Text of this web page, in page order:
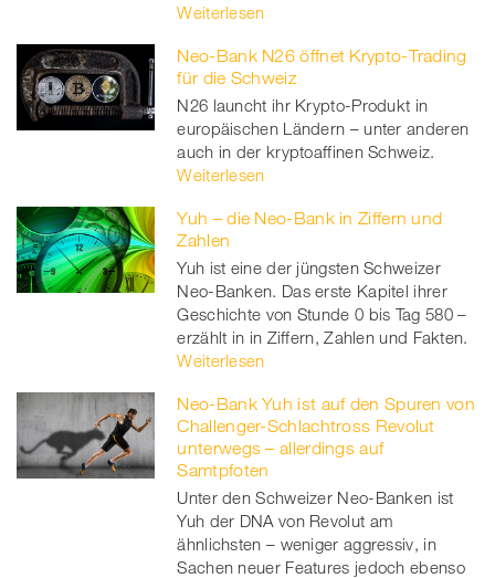
Weiterlesen
Neo-Bank N26 öffnet Krypto-Trading
für die Schweiz
N26 launcht ihr Krypto-Produkt in
europäischen Ländern – unter anderen
auch in der kryptoaffinen Schweiz.
Weiterlesen
Yuh – die Neo-Bank in Ziffern und
Zahlen
Yuh ist eine der jüngsten Schweizer
Neo-Banken. Das erste Kapitel ihrer
Geschichte von Stunde 0 bis Tag 580 –
erzählt in in Ziffern, Zahlen und Fakten.
Weiterlesen
Neo-Bank Yuh ist auf den Spuren von
Challenger-Schlachtross Revolut
unterwegs – allerdings auf
Samtpfoten
Unter den Schweizer Neo-Banken ist
Yuh der DNA von Revolut am
ähnlichsten – weniger aggressiv, in
Sachen neuer Features jedoch ebenso